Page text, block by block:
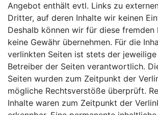
Angebot enthält evtl. Links zu
Dritter, auf deren Inhalte wir keinen
Deshalb können wir für diese fremden
keine Gewähr übernehmen. Für die
verlinkten Seiten ist stets der
Betreiber der Seiten verantwortlich.
Seiten wurden zum Zeitpunkt der
mögliche Rechtsverstöße überprüft.
Inhalte waren zum Zeitpunkt der